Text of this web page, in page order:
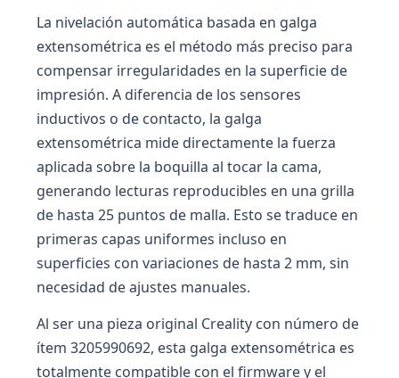
La nivelación automática basada en galga
extensométrica es el método más preciso para
compensar irregularidades en la superficie de
impresión. A diferencia de los sensores
inductivos o de contacto, la galga
extensométrica mide directamente la fuerza
aplicada sobre la boquilla al tocar la cama,
generando lecturas reproducibles en una grilla
de hasta 25 puntos de malla. Esto se traduce en
primeras capas uniformes incluso en
superficies con variaciones de hasta 2 mm, sin
necesidad de ajustes manuales.
Al ser una pieza original Creality con número de
ítem 3205990692, esta galga extensométrica es
totalmente compatible con el firmware y el